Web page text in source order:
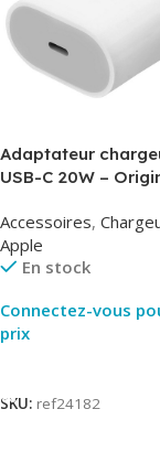
Adaptateur
USB-C 20W –
Accessoires,
Apple
En stock
Connectez-vous
prix
SKU: ref24182